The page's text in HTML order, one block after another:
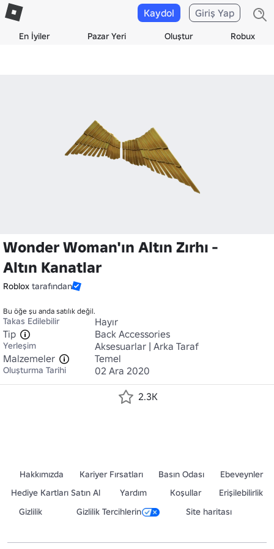
En İyiler Pazar Yeri Oluştur Robux
Kaydol Giriş Yap
Wonder Woman'ın Altın Zırhı -
Altın Kanatlar
Roblox tarafından
Bu öğe şu anda satılık değil.
Takas Edilebilir
Hayır
Tip
Back Accessories
Yerleşim
Aksesuarlar | Arka Taraf
Malzemeler
Temel
Oluşturma Tarihi 02 Ara 2020
2.3K
Hakkımızda Kariyer Fırsatları Basın Odası
Ebeveynler
Hediye Kartları Satın Al
Yardım Koşullar
Erişilebilirlik
Gizlilik
Gizlilik Tercihlerin Site haritası